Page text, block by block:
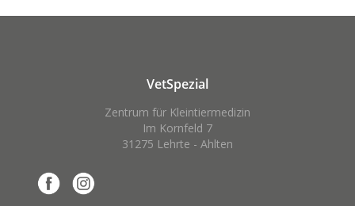
VetSpezial
Zentrum für Kleintiermedizin
Im Kornfeld 7
31275 Lehrte - Ahlten